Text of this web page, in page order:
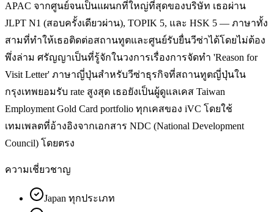
APAC จากศูนย์จนเป็นแผนกที่ใหญ่ที่สุดของบริษัท เธอผ่าน
JLPT N1 (สอบครั้งเดียวผ่าน), TOPIK 5, และ HSK 5 — ภาษาทั้ง
สามที่ทำให้เธอติดต่อสถานทูตและศูนย์รับยื่นวีซ่าได้โดยไม่ต้อง
พึ่งล่าม ศรัญญาเป็นที่รู้จักในวงการเรื่องการจัดทำ 'Reason for
Visit Letter' ภาษาญี่ปุ่นสำหรับวีซ่าธุรกิจที่สถานทูตญี่ปุ่นใน
กรุงเทพยอมรับ rate สูงสุด เธอยังเป็นผู้ดูแลเคส Taiwan
Employment Gold Card portfolio ทุกเคสของ iVC โดยใช้
เทมเพลตที่อ้างอิงจากเอกสาร NDC (National Development
Council) โดยตรง
ความเชี่ยวชาญ
Japan ทุกประเภท